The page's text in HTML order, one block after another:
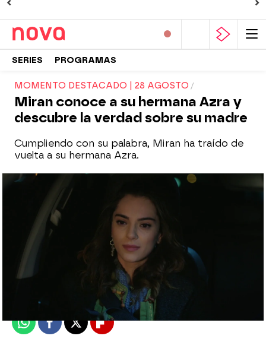
SERIES PROGRAMAS
MOMENTO DESTACADO | 28 AGOSTO
Miran conoce a su hermana Azra y
descubre la verdad sobre su madre
Cumpliendo con su palabra, Miran ha traído de
vuelta a su hermana Azra.
29 de agosto de 2021, 06:02
WhatsappFacebook
X Flipboard